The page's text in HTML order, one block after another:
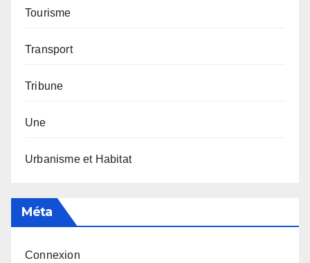
Tourisme
Transport
Tribune
Une
Urbanisme et Habitat
Méta
Connexion